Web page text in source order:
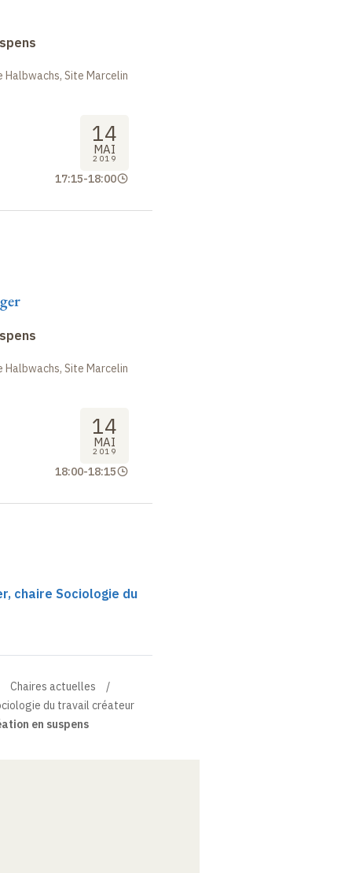
Site Marcelin
14
MAI
2019
17:15-18:00
Site Marcelin
14
MAI
2019
18:00-18:15
chaire Sociologie du
Chaires actuelles
du travail créateur
en suspens